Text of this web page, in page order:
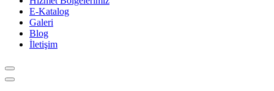
E-Katalog
Galeri
Blog
İletişim